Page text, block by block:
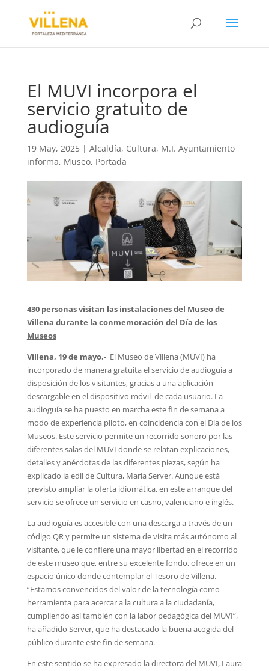
El MUVI incorpora el
servicio gratuito de
audioguía
19 May, 2025| Alcaldía, Cultura, M.I. Ayuntamiento
informa, Museo, Portada
430 personas visitan las instalaciones del Museo de
Villena durante la conmemoración del Día de los
Museos
Villena, 19 de mayo.- El Museo de Villena (MUVI) ha
incorporado de manera gratuita el servicio de audioguía a
disposición de los visitantes, gracias a una aplicación
descargable en el dispositivo móvil de cada usuario. La
audioguía se ha puesto en marcha este fin de semana a
modo de experiencia piloto, en coincidencia con el Día de los
Museos. Este servicio permite un recorrido sonoro por las
diferentes salas del MUVI donde se relatan explicaciones,
detalles y anécdotas de las diferentes piezas, según ha
explicado la edil de Cultura, María Server. Aunque está
previsto ampliar la oferta idiomática, en este arranque del
servicio se ofrece un servicio en casno, valenciano e inglés.
La audioguía es accesible con una descarga a través de un
código QR y permite un sistema de visita más autónomo al
visitante, que le confiere una mayor libertad en el recorrido
de este museo que, entre su excelente fondo, ofrece en un
espacio único donde contemplar el Tesoro de Villena.
“Estamos convencidos del valor de la tecnología como
herramienta para acercar a la cultura a la ciudadanía,
cumpliendo así también con la labor pedagógica del MUVI”,
ha añadido Server, que ha destacado la buena acogida del
público durante este fin de semana.
En este sentido se ha expresado la directora del MUVI, Laura